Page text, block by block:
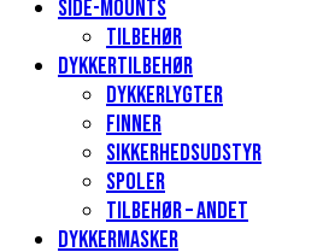
Side-mounts
Tilbehør
Dykkertilbehør
Dykkerlygter
Finner
Sikkerhedsudstyr
Spoler
Tilbehør – andet
Dykkermasker